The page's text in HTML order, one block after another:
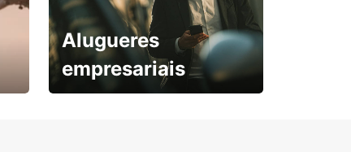
Alugueres
empresariais